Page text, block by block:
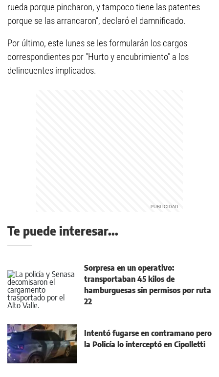
rueda porque pincharon, y tampoco tiene las patentes
porque se las arrancaron”, declaró el damnificado.
Por último, este lunes se les formularán los cargos
correspondientes por "Hurto y encubrimiento" a los
delincuentes implicados.
Te puede interesar...
Sorpresa en un operativo:
transportaban 45 kilos de
hamburguesas sin permisos por ruta
22
Intentó fugarse en contramano pero
la Policía lo interceptó en Cipolletti